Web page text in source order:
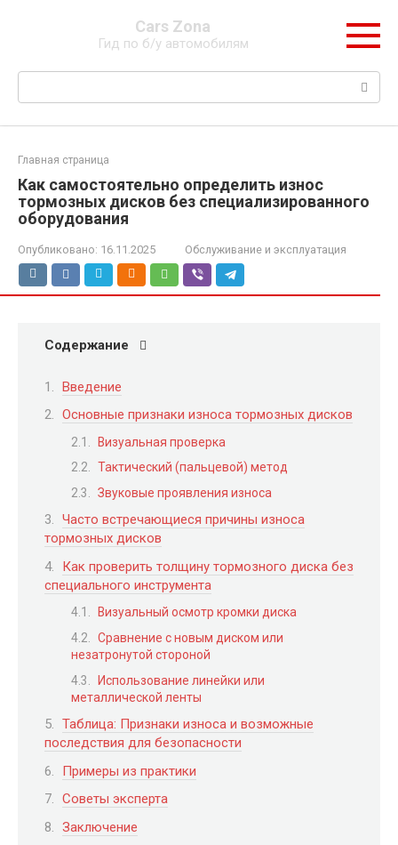
Cars Zona
Гид по б/у автомобилям
Поиск:
Главная страница
Как самостоятельно определить износ
тормозных дисков без специализированного
оборудования
Опубликовано: 16.11.2025 Обслуживание и эксплуатация
Содержание
Введение
Основные признаки износа тормозных дисков
Визуальная проверка
Тактический (пальцевой) метод
Звуковые проявления износа
Часто встречающиеся причины износа
тормозных дисков
Как проверить толщину тормозного диска без
специального инструмента
Визуальный осмотр кромки диска
Сравнение с новым диском или
незатронутой стороной
Использование линейки или
металлической ленты
Таблица: Признаки износа и возможные
последствия для безопасности
Примеры из практики
Советы эксперта
Заключение